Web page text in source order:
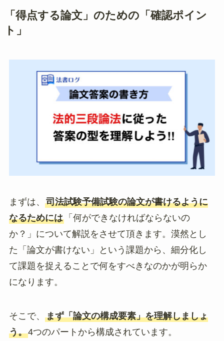
「得点する論文」のための「確認ポイン
ト」
まずは、 司法試験予備試験の論文が書けるように
なるためには「何ができなければならないの
か？」について解説をさせて頂きます。漠然とし
た「論文が書けない」という課題から、細分化し
て課題を捉えることで何をすべきなのかが明らか
になります。
そこで、 まず「論文の構成要素」を理解しましょ
う。4つのパートから構成されています。